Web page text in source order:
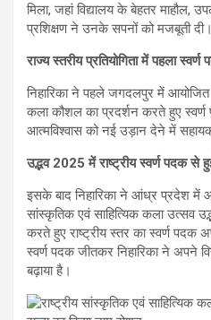
मिला, जहां विद्यालय के बेहतर माहौल,
प्रशिक्षण ने उनके सपनों को मजबूती दी।
राज्य स्तरीय प्रतियोगिता में पहला
निहारिका ने पहले जगदलपुर में आयोजित
कला कौशल का प्रदर्शन करते हुए
आत्मविश्वास को नई उड़ान देने में
उद्भव 2025 में राष्ट्रीय स्वर्ण पदक से
इसके बाद निहारिका ने आंध्र प्रदेश में
सांस्कृतिक एवं साहित्यिक कला उत्सव
करते हुए राष्ट्रीय स्तर का स्वर्ण पदक
स्वर्ण पदक जीतकर निहारिका ने अपने
बढ़ाया है।